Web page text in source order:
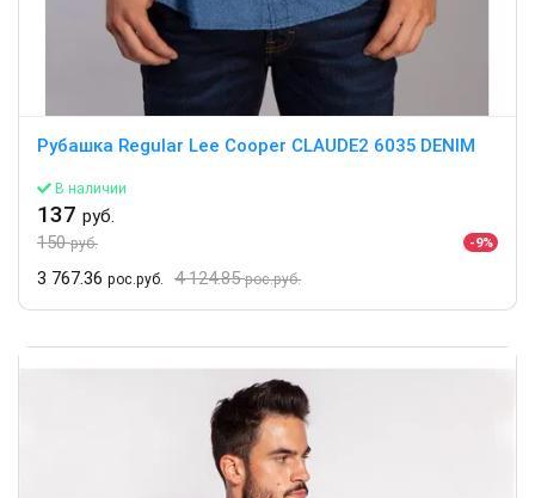
Рубашка Regular Lee Cooper CLAUDE2 6035 DENIM
В наличии
137 руб.
150руб. -9%
3 767.36 рос.руб. 4 124.85рос.руб.